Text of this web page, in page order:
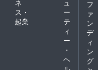
ネ
ス・
起業
ュ
ー
テ
ィ
ー
・
ヘ
フ
ァ
ン
デ
ィ
ン
グ